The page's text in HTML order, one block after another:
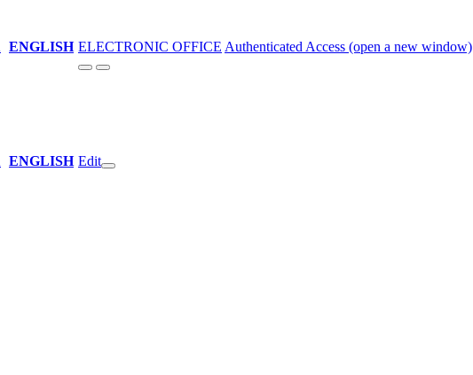
ENGLISH ELECTRONIC OFFICE Authenticated Access (open a new window)
ENGLISH Edit